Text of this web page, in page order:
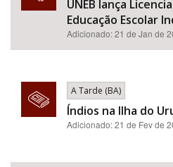
UNEB lança
Educação Escolar
Adicionado: 21 de Jan de
A Tarde (BA)
Índios na Ilha do
Adicionado: 21 de Fev de